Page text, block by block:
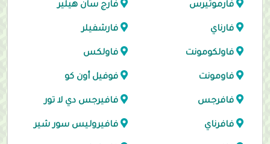
فارموتيرس فارج سان هيلير
فارناي فارشفيلر
فاولكومونت فاولكس
فاومونت فوفيل أون كو
فافرجس فافيرجس دي لا تور
فافرناي فافيروليس سور شير